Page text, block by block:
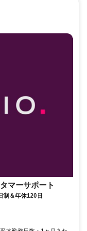
マーサポート
制＆年休120日